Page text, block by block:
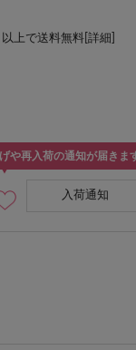
上で送料無料[ 詳細
や再入荷の通知が届きま
入荷通知